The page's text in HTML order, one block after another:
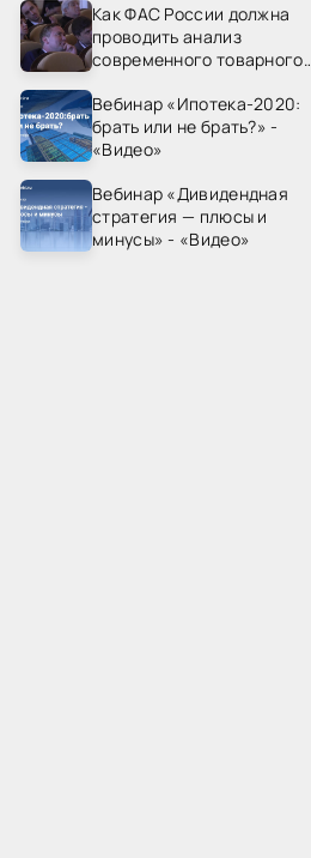
Как ФАС России должна
проводить анализ
современного товарного
России»
Вебинар «Ипотека-2020:
брать или не брать?» -
«Видео»
Вебинар «Дивидендная
стратегия — плюсы и
минусы» - «Видео»